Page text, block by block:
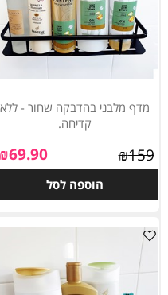
מדף מלבני בהדבקה שחור - ללא
קדיחה.
₪159
₪69.90
הוספה לסל